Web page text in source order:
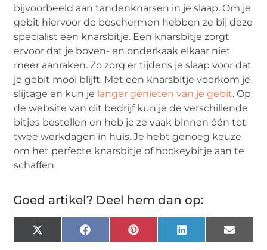
bijvoorbeeld aan tandenknarsen in je slaap. Om je
gebit hiervoor de beschermen hebben ze bij deze
specialist een knarsbitje. Een knarsbitje zorgt
ervoor dat je boven- en onderkaak elkaar niet
meer aanraken. Zo zorg er tijdens je slaap voor dat
je gebit mooi blijft. Met een knarsbitje voorkom je
slijtage en kun je langer genieten van je gebit. Op
de website van dit bedrijf kun je de verschillende
bitjes bestellen en heb je ze vaak binnen één tot
twee werkdagen in huis. Je hebt genoeg keuze
om het perfecte knarsbitje of hockeybitje aan te
schaffen.
Goed artikel? Deel hem dan op:
X
(Twitter)
FacebookPinterest LinkedIn Email